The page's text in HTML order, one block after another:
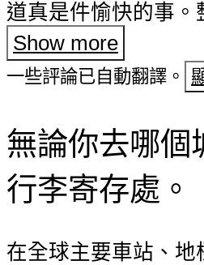
道真是件愉快的事
压力。 我强烈推荐
可靠行李寄存服务的
Show more
一些評論已自動翻譯。
無論你去哪個
行李寄存處。
在全球主要車站、地